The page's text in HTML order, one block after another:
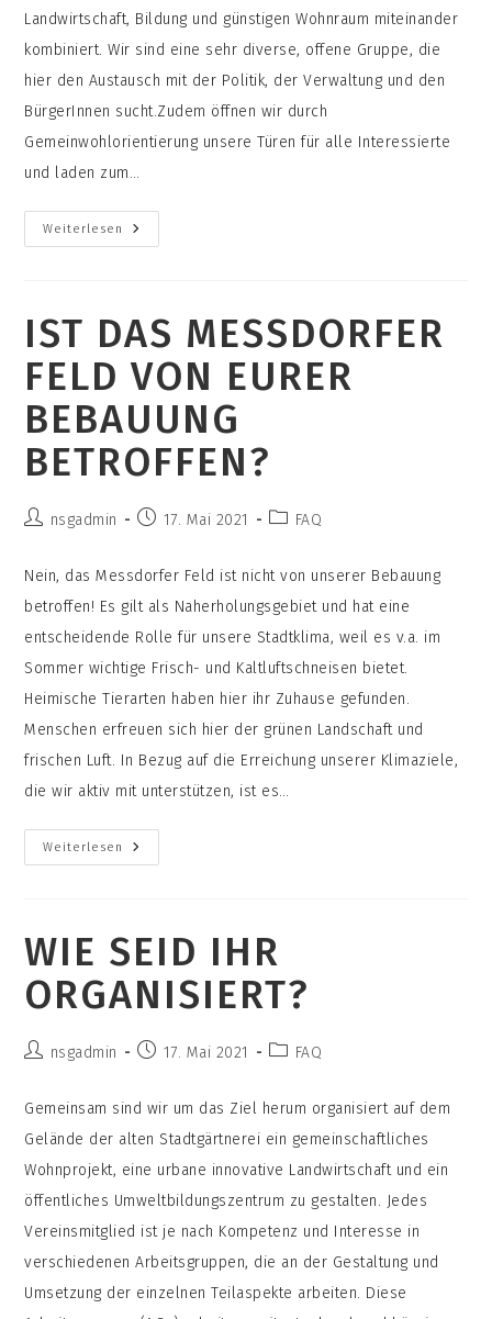
Landwirtschaft, Bildung und günstigen Wohnraum miteinander
kombiniert. Wir sind eine sehr diverse, offene Gruppe, die
hier den Austausch mit der Politik, der Verwaltung und den
BürgerInnen sucht.Zudem öffnen wir durch
Gemeinwohlorientierung unsere Türen für alle Interessierte
und laden zum…
Weiterlesen
Wollt
Ihr
Wohntraum
Verwirklichen
Und
Profitiert
Nur
Der
Sehr
Bevorzugten
Wohngegend?
IST DAS MESSDORFER
FELD VON EURER
BEBAUUNG
BETROFFEN?
Beitrags-
nsgadmin
Beitrag17. Mai 2021
Beitrags-
FAQ
Nein, das Messdorfer Feld ist nicht von unserer Bebauung
betroffen! Es gilt als Naherholungsgebiet und hat eine
entscheidende Rolle für unsere Stadtklima, weil es v.a. im
Sommer wichtige Frisch- und Kaltluftschneisen bietet.
Heimische Tierarten haben hier ihr Zuhause gefunden.
Menschen erfreuen sich hier der grünen Landschaft und
frischen Luft. In Bezug auf die Erreichung unserer Klimaziele,
die wir aktiv mit unterstützen, ist es…
Weiterlesen
Ist
Das
Bebauung
Betroffen?
WIE SEID IHR
ORGANISIERT?
Beitrags-
nsgadmin
Beitrag17. Mai 2021
Beitrags-
FAQ
Gemeinsam sind wir um das Ziel herum organisiert auf dem
Gelände der alten Stadtgärtnerei ein gemeinschaftliches
Wohnprojekt, eine urbane innovative Landwirtschaft und ein
öffentliches Umweltbildungszentrum zu gestalten. Jedes
Vereinsmitglied ist je nach Kompetenz und Interesse in
verschiedenen Arbeitsgruppen, die an der Gestaltung und
Umsetzung der einzelnen Teilaspekte arbeiten. Diese